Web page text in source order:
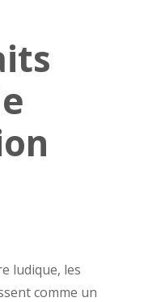
ludique, les
comme un